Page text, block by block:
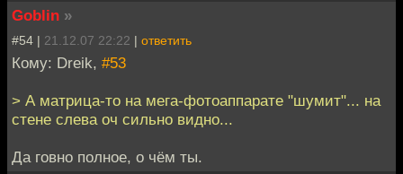
Goblin »
#54 | 21.12.07 22:22 | ответить
Кому: Dreik, #53
> А матрица-то на мега-фотоаппарате "шумит"... на
стене слева оч сильно видно...
Да говно полное, о чём ты.